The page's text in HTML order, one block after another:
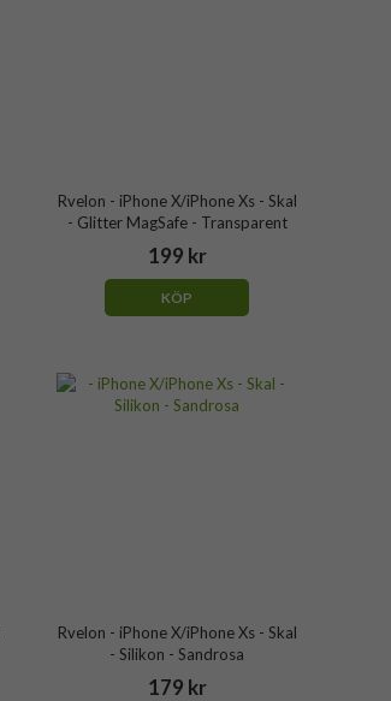
Rvelon - iPhone X/iPhone Xs - Skal
- Glitter MagSafe - Transparent
199 kr
KÖP
Rvelon - iPhone X/iPhone Xs - Skal
- Silikon - Sandrosa
179 kr